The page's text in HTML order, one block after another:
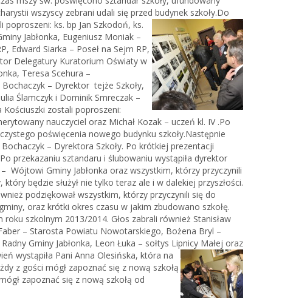
wszyscy zebrani udali się przed budynek szkoły.Do
ks. bp Jan Szkodoń, ks.
Jabłonka, Eugeniusz Moniak –
Edward Siarka – Poseł na Sejm RP,
Delegatury Kuratorium Oświaty w
Teresa Scehura –
– Dyrektor tejże Szkoły,
Ślamczyk i Dominik Smreczak –
Kościuszki zostali poproszeni:
nauczyciel oraz Michał Kozak – uczeń kl. IV .Po
poświęcenia nowego budynku szkoły.Następnie
– Dyrektora Szkoły. Po krótkiej prezentacji
przekazaniu sztandaru i ślubowaniu wystąpiła dyrektor
Wójtowi Gminy Jabłonka oraz wszystkim, którzy przyczynili
będzie służył nie tylko teraz ale i w dalekiej przyszłości.
podziękował wszystkim, którzy przyczynili się do
oraz krótki okres czasu w jakim zbudowano szkołę.
szkolnym 2013/2014. Głos zabrali również Stanisław
– Starosta Powiatu Nowotarskiego, Bożena Bryl –
Gminy Jabłonka, Leon Łuka – sołtys Lipnicy Małej oraz
wystąpiła Pani Anna Olesińska, która na
z gości mógł zapoznać się z nową szkołą
zapoznać się z nową szkołą od